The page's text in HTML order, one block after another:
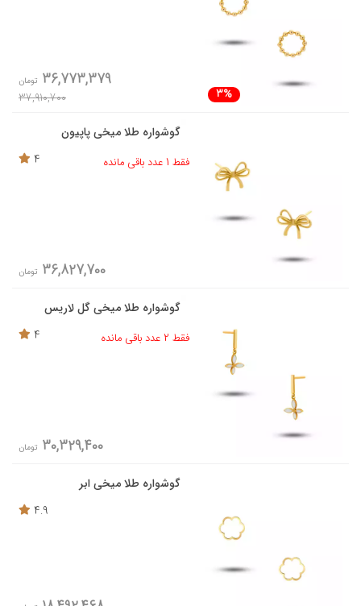
3%
36,773,379 تومان
37,910,700
گوشواره طلا میخی پاپیون
فقط 1 عدد باقی مانده
4
36,827,700 تومان
گوشواره طلا میخی گل لاریس
فقط 2 عدد باقی مانده
4
30,329,400 تومان
گوشواره طلا میخی ابر
4.9